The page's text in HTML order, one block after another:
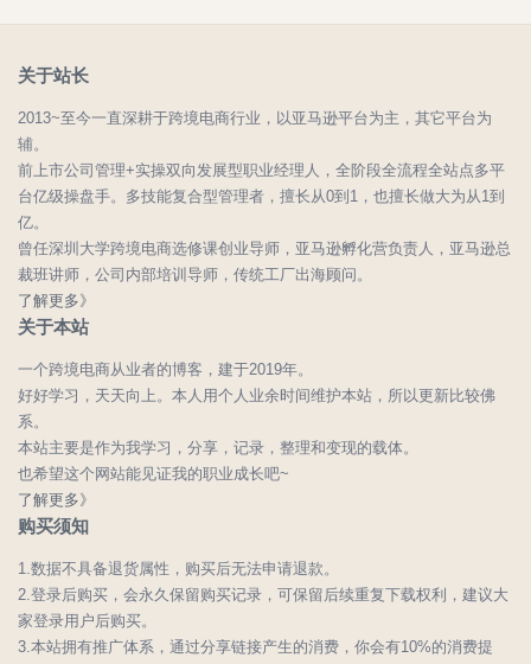
关于站长
2013~至今一直深耕于跨境电商行业，以亚马逊平台为主，其它平台为
辅。
前上市公司管理+实操双向发展型职业经理人，全阶段全流程全站点多平
台亿级操盘手。多技能复合型管理者，擅长从0到1，也擅长做大为从1到
亿。
曾任深圳大学跨境电商选修课创业导师，亚马逊孵化营负责人，亚马逊总
裁班讲师，公司内部培训导师，传统工厂出海顾问。
了解更多》
关于本站
一个跨境电商从业者的博客，建于2019年。
好好学习，天天向上。本人用个人业余时间维护本站，所以更新比较佛
系。
本站主要是作为我学习，分享，记录，整理和变现的载体。
也希望这个网站能见证我的职业成长吧~
了解更多》
购买须知
1.数据不具备退货属性，购买后无法申请退款。
2.登录后购买，会永久保留购买记录，可保留后续重复下载权利，建议大
家登录用户后购买。
3.本站拥有推广体系，通过分享链接产生的消费，你会有10%的消费提